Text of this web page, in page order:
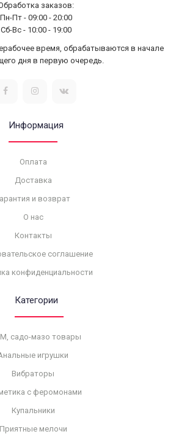
заказов:
Пн-Пт - 09:00 - 20:00
Сб-Вс - 10:00 - 19:00
время, обрабатываются в начале
дня в первую очередь.
Информация
Оплата
Доставка
и возврат
О нас
Контакты
соглашение
конфиденциальности
Категории
садо-мазо товары
игрушки
Вибраторы
с феромонами
Купальники
Приятные мелочи